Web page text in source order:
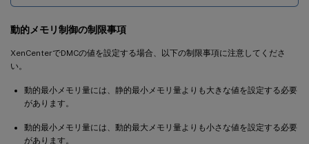
動的メモリ制御の制限事項
XenCenterでDMCの値を設定する場合、以下の制限事項に注意してくださ
い。
動的最小メモリ量には、静的最小メモリ量よりも大きな値を設定する必要
があります。
動的最小メモリ量には、動的最大メモリ量よりも小さな値を設定する必要
があります。